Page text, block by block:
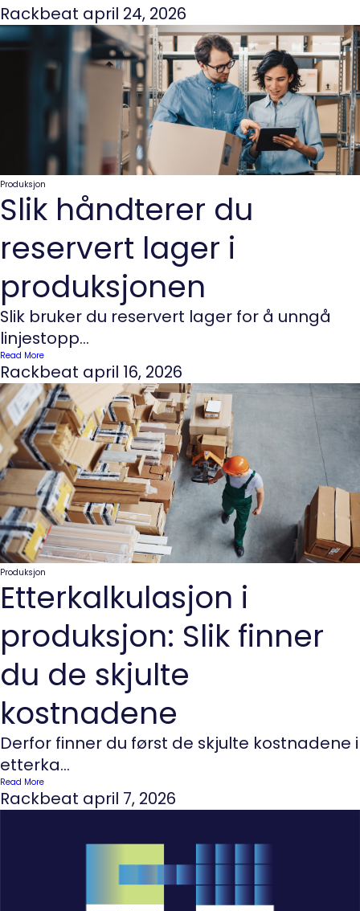
Rackbeat april 24, 2026
Produksjon
Slik håndterer du
reservert lager i
produksjonen
Slik bruker du reservert lager for å unngå
linjestopp...
Read More
Rackbeat april 16, 2026
Produksjon
Etterkalkulasjon i
produksjon: Slik finner
du de skjulte
kostnadene
Derfor finner du først de skjulte kostnadene i
etterka...
Read More
Rackbeat april 7, 2026